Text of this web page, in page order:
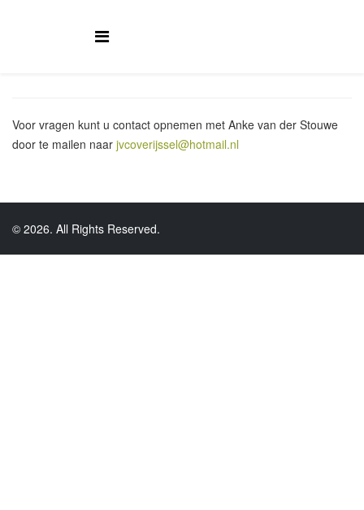
Voor vragen kunt u contact opnemen met Anke van der Stouwe
door te mailen naar jvcoverijssel@hotmail.nl
© 2026. All Rights Reserved.